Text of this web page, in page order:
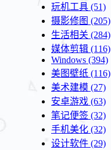
玩机工具 (51)
摄影修图 (205)
生活相关 (284)
媒体剪辑 (116)
Windows (394)
美图壁纸 (116)
美术建模 (27)
安卓游戏 (63)
笔记便签 (32)
手机美化 (32)
设计软件 (29)